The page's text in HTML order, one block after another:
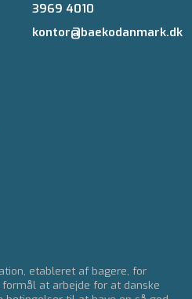
3969 4010
kontor@baekodanmark.dk
etableret af bagere, for
at arbejde for at danske